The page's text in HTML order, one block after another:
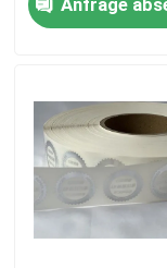
Fabrik-Ausflug